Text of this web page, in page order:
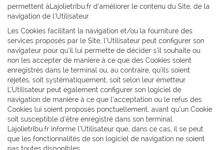
permettent àLajolietribu.fr d’améliorer le contenu du Site, de la
navigation de l’Utilisateur.
Les Cookies facilitant la navigation et/ou la fourniture des
services proposés par le Site, l’Utilisateur peut configurer son
navigateur pour qu’il lui permette de décider s’il souhaite ou
non les accepter de manière à ce que des Cookies soient
enregistrés dans le terminal ou, au contraire, qu’ils soient
rejetés, soit systématiquement, soit selon leur émetteur.
L’Utilisateur peut également configurer son logiciel de
navigation de manière à ce que l’acceptation ou le refus des
Cookies lui soient proposés ponctuellement, avant qu’un Cookie
soit susceptible d’être enregistré dans son terminal.
Lajolietribu.fr informe l’Utilisateur que, dans ce cas, il se peut
que les fonctionnalités de son logiciel de navigation ne soient
pas toutes disponibles.